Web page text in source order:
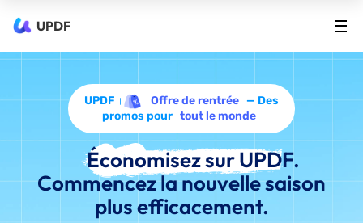
UPDF
UPDF Offre de rentrée — Des
promos pour tout le monde
Économisez sur UPDF.
Commencez la nouvelle saison
plus efficacement.